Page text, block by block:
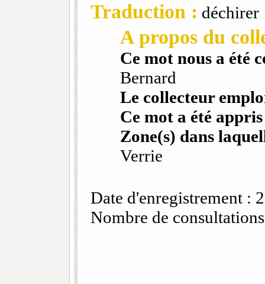
Traduction : déchirer
A propos du
Ce mot nous a été
Bernard
Le collecteur
Ce mot a été
Zone(s) dans
Verrie
Date d'enregistrement :
Nombre de